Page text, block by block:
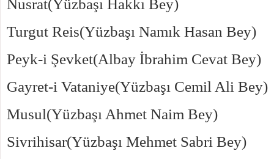
Nusrat(Yüzbaşı Hakkı Bey)
Turgut Reis(Yüzbaşı Namık Hasan Bey)
Peyk-i Şevket(Albay İbrahim Cevat Bey)
Gayret-i Vataniye(Yüzbaşı Cemil Ali Bey)
Musul(Yüzbaşı Ahmet Naim Bey)
Sivrihisar(Yüzbaşı Mehmet Sabri Bey)